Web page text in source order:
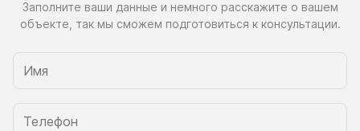
Заполните ваши данные и немного расскажите о вашем
объекте, так мы сможем подготовиться к консультации.